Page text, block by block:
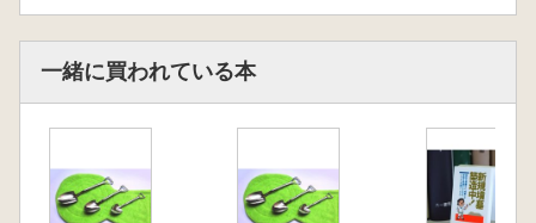
一緒に買われている本